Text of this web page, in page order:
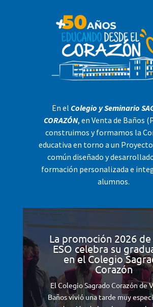
En el Colegio y Seminario
CORAZÓN, en Venta de Baños
construimos y formamos la
educativa en torno a un
común diseñado y
formación personalizada e
alumnos.
La promoción 2026 de
ESO celebra su
en el Colegio
Corazón
El Colegio Sagrado Corazón de
Baños vivió una tarde muy